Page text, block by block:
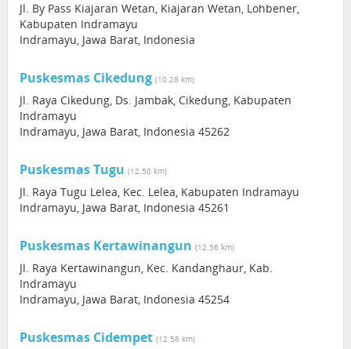
Jl. By Pass Kiajaran Wetan, Kiajaran Wetan, Lohbener,
Kabupaten Indramayu
Indramayu, Jawa Barat, Indonesia
Puskesmas Cikedung (10.28 km)
Jl. Raya Cikedung, Ds. Jambak, Cikedung, Kabupaten
Indramayu
Indramayu, Jawa Barat, Indonesia 45262
Puskesmas Tugu (12.50 km)
Jl. Raya Tugu Lelea, Kec. Lelea, Kabupaten Indramayu
Indramayu, Jawa Barat, Indonesia 45261
Puskesmas Kertawinangun (12.56 km)
Jl. Raya Kertawinangun, Kec. Kandanghaur, Kab.
Indramayu
Indramayu, Jawa Barat, Indonesia 45254
Puskesmas Cidempet (12.58 km)